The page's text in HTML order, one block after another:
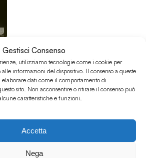
Gestisci Consenso
utilizziamo tecnologie come i cookie per
informazioni del dispositivo. Il consenso a queste
dati come il comportamento di
sito. Non acconsentire o ritirare il consenso può
caratteristiche e funzioni.
Accetta
Nega
/Hip Hop /Trap